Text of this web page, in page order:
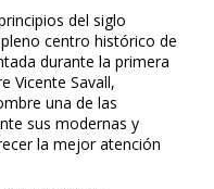
del siglo
centro histórico de
durante la primera
Vicente Savall,
una de las
sus modernas y
la mejor atención